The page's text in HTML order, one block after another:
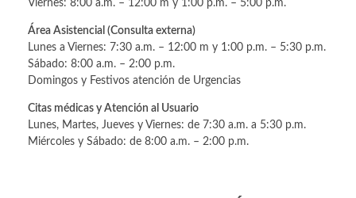
Viernes: 8:00 a.m. – 12:00 m y 1:00 p.m. – 5:00 p.m.
Área Asistencial (Consulta externa)
Lunes a Viernes: 7:30 a.m. – 12:00 m y 1:00 p.m. – 5:30 p.m.
Sábado: 8:00 a.m. – 2:00 p.m.
Domingos y Festivos atención de Urgencias
Citas médicas y Atención al Usuario
Lunes, Martes, Jueves y Viernes: de 7:30 a.m. a 5:30 p.m.
Miércoles y Sábado: de 8:00 a.m. – 2:00 p.m.